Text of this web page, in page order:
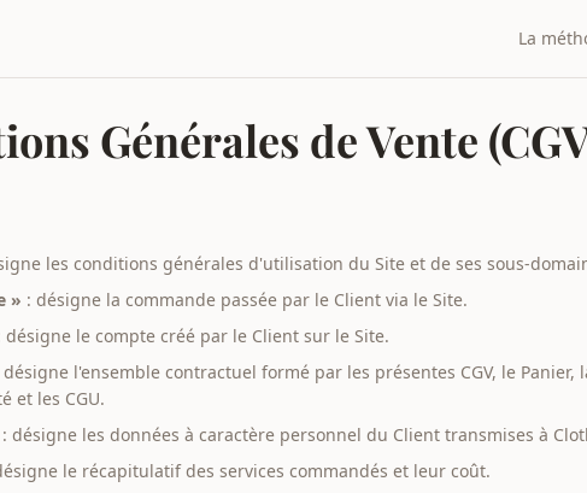
La
Générales de Vente
les conditions générales d'utilisation du Site et de ses sous-
» : désigne la commande passée par le Client via le Site.
désigne le compte créé par le Client sur le Site.
désigne l'ensemble contractuel formé par les présentes CGV, le Panier,
et les CGU.
: désigne les données à caractère personnel du Client transmises à
le récapitulatif des services commandés et leur coût.